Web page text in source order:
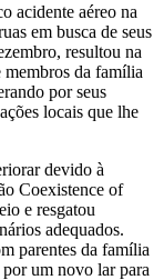
acidente aéreo na
em busca de seus
resultou na
membros da família
por seus
locais que lhe
devido à
Coexistence of
e resgatou
adequados.
parentes da família
um novo lar para